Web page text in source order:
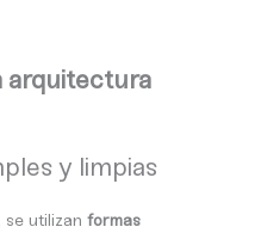
arquitectura
y limpias
se utilizan formas